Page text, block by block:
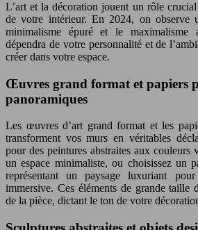
L’art et la décoration jouent un rôle
de votre intérieur. En 2024, on observe
minimalisme épuré et le maximalisme
dépendra de votre personnalité et de
créer dans votre espace.
Œuvres grand format et papiers
panoramiques
Les œuvres d’art grand format et les
transforment vos murs en véritables
pour des peintures abstraites aux couleurs
un espace minimaliste, ou choisissez un
représentant un paysage luxuriant
immersive. Ces éléments de grande taille
de la pièce, dictant le ton de votre